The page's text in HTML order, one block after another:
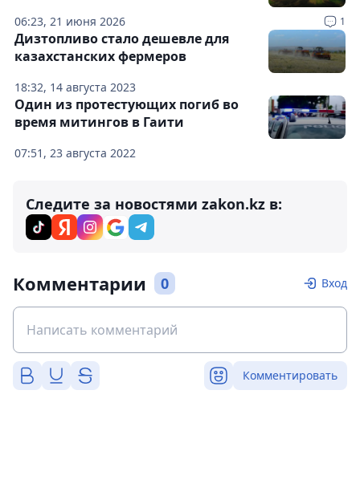
06:23, 21 июня 2026 1
18:32, 14 августа 2023
Дизтопливо стало дешевле для
казахстанских фермеров
07:51, 23 августа 2022
Один из протестующих погиб во
время митингов в Гаити
Следите за новостями zakon.kz в:
Комментарии 0 Вход
Комментировать